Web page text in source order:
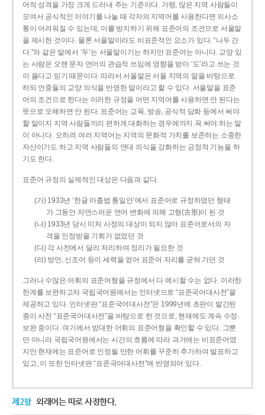
어적 성격을 가장 크게 드러내 주는 기준이다. 가령, 많은 지역 사람들이
모여서 공식적인 이야기를 나눌 때 각자의 지역어를 사용한다면 의사소
통이 어려워질 수 있는데, 이를 방지하기 위해 표준어의 조건으로 서울말
을 제시한 것이다. 물론 서울말이라도 비표준적인 요소가 있다. “나두 간
다.”와 같은 말에서 ‘두’는 서울말이기는 하지만 표준어는 아니다. 교양 있
는 사람은 오랜 문자 언어의 관습적 쓰임에 영향을 받아 ‘도’라고 쓰는 것
이 옳다고 믿기 때문이다. 따라서 서울말은 서울 지역의 말을 바탕으로
하되 언중들의 교양 의식을 반영한 말이라고 할 수 있다. 서울말을 표준
어의 조건으로 한다는 이러한 규정을 어떤 지역어를 사용하면 안 된다는
뜻으로 오해하면 안 된다. 표준어는 교육, 방송, 공식적 담화 등에서 써야
할 말이지 지역 사람들끼리 편하게 대화하는 경우에까지 꼭 써야 하는 말
이 아니다. 오히려 여러 지역어는 지역의 문화적 가치를 보존하는 소중한
자산이기도 하고 지역 사람들의 연대 의식을 강화하는 긍정적 기능을 하
기도 한다.
표준어 규정의 실제적인 대상은 다음과 같다.
(가) 1933년 ‘한글 마춤법 통일안’에서 표준어로 규정하였던 형태
가 그동안 자연스러운 언어 변화에 의해 고형(古形)이 된 것
(나) 1933년 당시 미처 사정의 대상이 되지 않아 표준어로서의 자
격을 인정받을 기회가 없었던 것
(다) 각 사전에서 달리 처리하여 정리가 필요한 것
(라) 방언, 신조어 등이 세력을 얻어 표준어 자리를 굳혀 가던 것
그러나 수많은 어휘의 표준어형을 규정에서 다 예시할 수는 없다. 이러한
한계를 보완하고자 국립국어원에서는 인터넷으로 “표준국어대사전”을
제공하고 있다. 인터넷판 “표준국어대사전”은 1999년에 초판이 발간된
종이 사전 “표준국어대사전”을 바탕으로 한 것으로, 현재에도 계속 수정·
보완 중이다. 여기에서 방대한 어휘의 표준어형을 확인할 수 있다. 그뿐
만 아니라 국립국어원에서는 시간의 흐름에 따라 과거에는 비표준어였
지만 현재에는 표준어로 인정될 만한 어휘를 꾸준히 추가하여 발표하고
있고, 이 또한 인터넷판 “표준국어대사전”에 반영되어 있다.
제2항 외래어는 따로 사정한다.